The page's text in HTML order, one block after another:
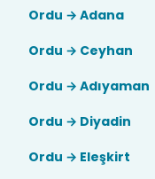
Ordu → Adana
Ordu → Ceyhan
Ordu → Adıyaman
Ordu → Diyadin
Ordu → Eleşkirt